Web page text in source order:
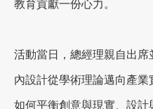
教育貢獻一份心力。
活動當日，總經理親自出
內設計從學術理論邁向產
如何平衡創意與現實、設